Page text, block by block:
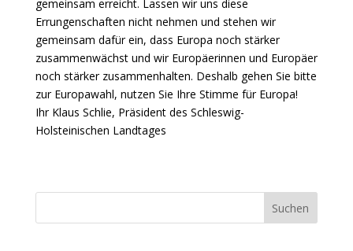
gemeinsam erreicht. Lassen wir uns diese
Errungenschaften nicht nehmen und stehen wir
gemeinsam dafür ein, dass Europa noch stärker
zusammenwächst und wir Europäerinnen und Europäer
noch stärker zusammenhalten. Deshalb gehen Sie bitte
zur Europawahl, nutzen Sie Ihre Stimme für Europa!
Ihr Klaus Schlie, Präsident des Schleswig-
Holsteinischen Landtages
Suchen